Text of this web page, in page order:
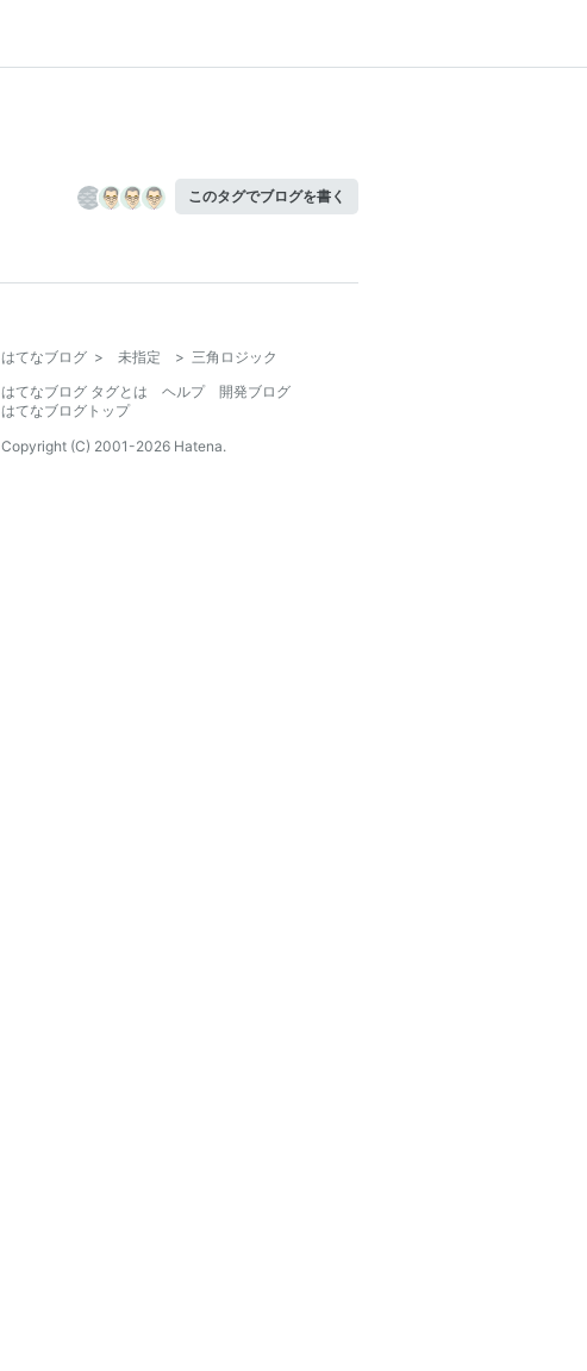
このタグでブログを書く
はてなブログ > 未指定 > 三角ロジック
はてなブログ タグとは
ヘルプ
開発ブログ
はてなブログトップ
Copyright (C) 2001-2026 Hatena.